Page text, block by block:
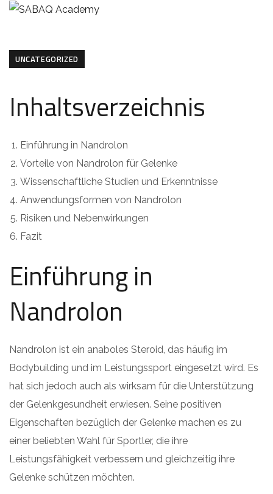
UNCATEGORIZED
Inhaltsverzeichnis
Einführung in Nandrolon
Vorteile von Nandrolon für Gelenke
Wissenschaftliche Studien und Erkenntnisse
Anwendungsformen von Nandrolon
Risiken und Nebenwirkungen
Fazit
Einführung in
Nandrolon
Nandrolon ist ein anaboles Steroid, das häufig im
Bodybuilding und im Leistungssport eingesetzt wird. Es
hat sich jedoch auch als wirksam für die Unterstützung
der Gelenkgesundheit erwiesen. Seine positiven
Eigenschaften bezüglich der Gelenke machen es zu
einer beliebten Wahl für Sportler, die ihre
Leistungsfähigkeit verbessern und gleichzeitig ihre
Gelenke schützen möchten.